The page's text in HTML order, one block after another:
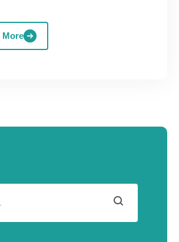
More